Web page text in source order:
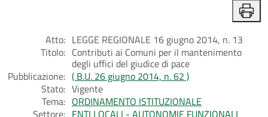
Atto: LEGGE REGIONALE 16 giugno 2014, n. 13
Titolo: Contributi ai Comuni per il mantenimento
degli uffici del giudice di pace
Pubblicazione: ( B.U. 26 giugno 2014, n. 62 )
Stato: Vigente
Tema: ORDINAMENTO ISTITUZIONALE
Settore: ENTI LOCALI - AUTONOMIE FUNZIONALI